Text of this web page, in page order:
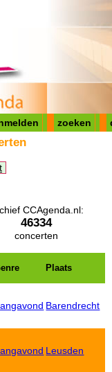
zoeken
CCAgenda.nl:
46334
concerten
Plaats
Barendrecht
Leusden